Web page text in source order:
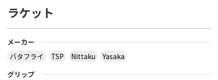
ラケット
メーカー
バタフライ
TSP Nittaku
Yasaka
グリップ